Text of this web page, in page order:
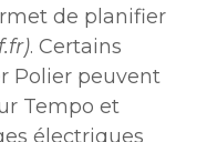
de planifier
). Certains
Polier peuvent
Tempo et
électriques